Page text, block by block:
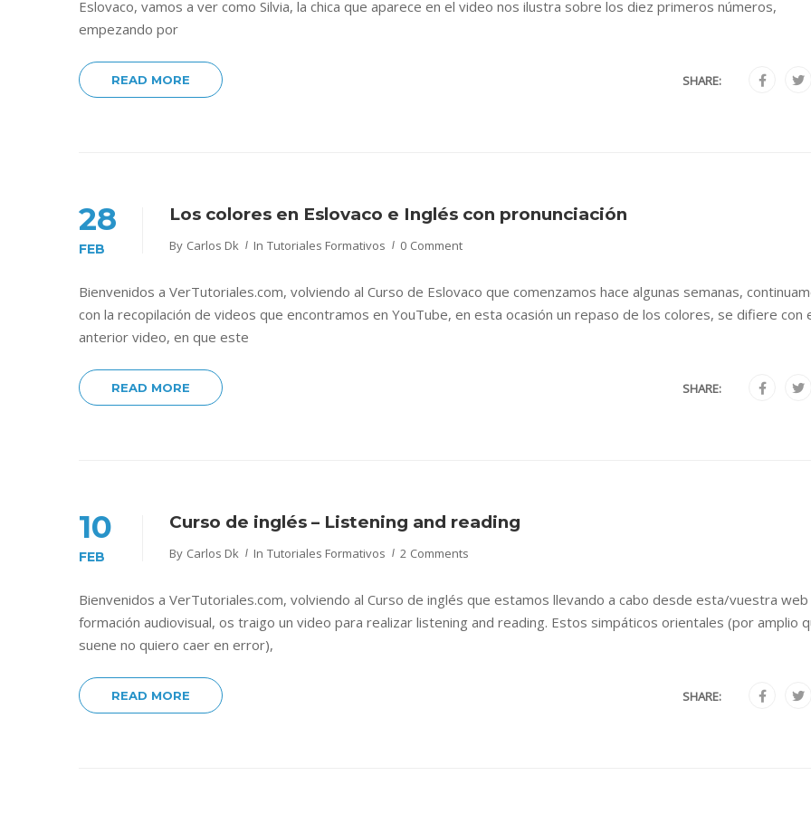
Eslovaco, vamos a ver como Silvia, la chica que aparece en el video nos ilustra sobre los diez primeros números,
empezando por
READ MORE SHARE:
28
FEB
Los colores en Eslovaco e Inglés con pronunciación
By Carlos Dk In Tutoriales Formativos 0 Comment
Bienvenidos a VerTutoriales.com, volviendo al Curso de Eslovaco que comenzamos hace algunas semanas,
con la recopilación de videos que encontramos en YouTube, en esta ocasión un repaso de los colores, se difiere con
anterior video, en que este
READ MORE SHARE:
10
FEB
Curso de inglés – Listening and reading
By Carlos Dk In Tutoriales Formativos 2 Comments
Bienvenidos a VerTutoriales.com, volviendo al Curso de inglés que estamos llevando a cabo desde esta/vuestra web
formación audiovisual, os traigo un video para realizar listening and reading. Estos simpáticos orientales (por amplio
suene no quiero caer en error),
READ MORE SHARE: